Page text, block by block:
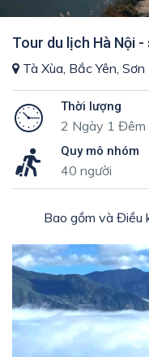
Tour du lịch Hà Nội -
Tà Xùa, Bắc Yên,
Thời lượng
2 Ngày 1 Đêm
Quy mô nhóm
40 người
Bao gồm và Điều